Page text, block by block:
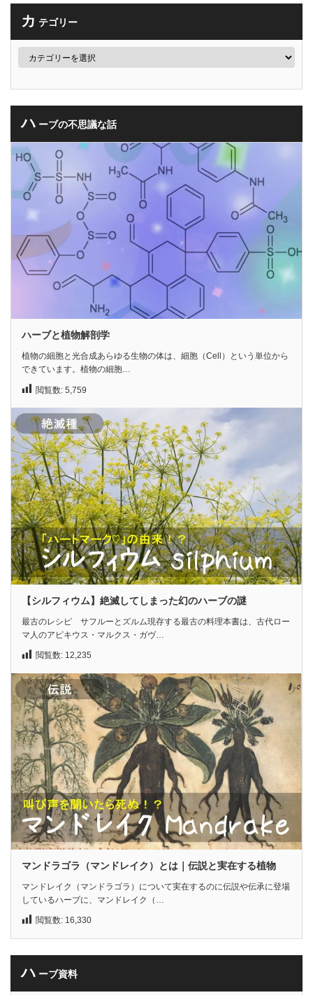
カ テゴリー
ハ ーブの不思議な話
ハーブと植物解剖学
植物の細胞と光合成あらゆる生物の体は、細胞（Cell）という単位から
できています。植物の細胞…
閲覧数: 5,759
【シルフィウム】絶滅してしまった幻のハーブの謎
最古のレシピ サフルーとズルム現存する最古の料理本書は、古代ロー
マ人のアピキウス・マルクス・ガヴ…
閲覧数: 12,235
マンドラゴラ（マンドレイク）とは｜伝説と実在する植物
マンドレイク（マンドラゴラ）について実在するのに伝説や伝承に登場
しているハーブに、マンドレイク（…
閲覧数: 16,330
ハ ーブ資料